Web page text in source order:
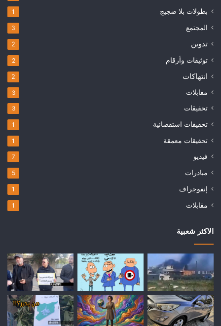
بطولات بلا ضجيج 1
المجتمع 3
تدوين 2
توثيقات وأرقام 2
انتهاكات 2
مقابلات 3
تحقيقات 3
تحقيقات استقصائية 1
تحقيقات معمقة 1
فيديو 7
مبادرات 5
إنفوجراف 1
مقابلات 1
الاكثر شعبية